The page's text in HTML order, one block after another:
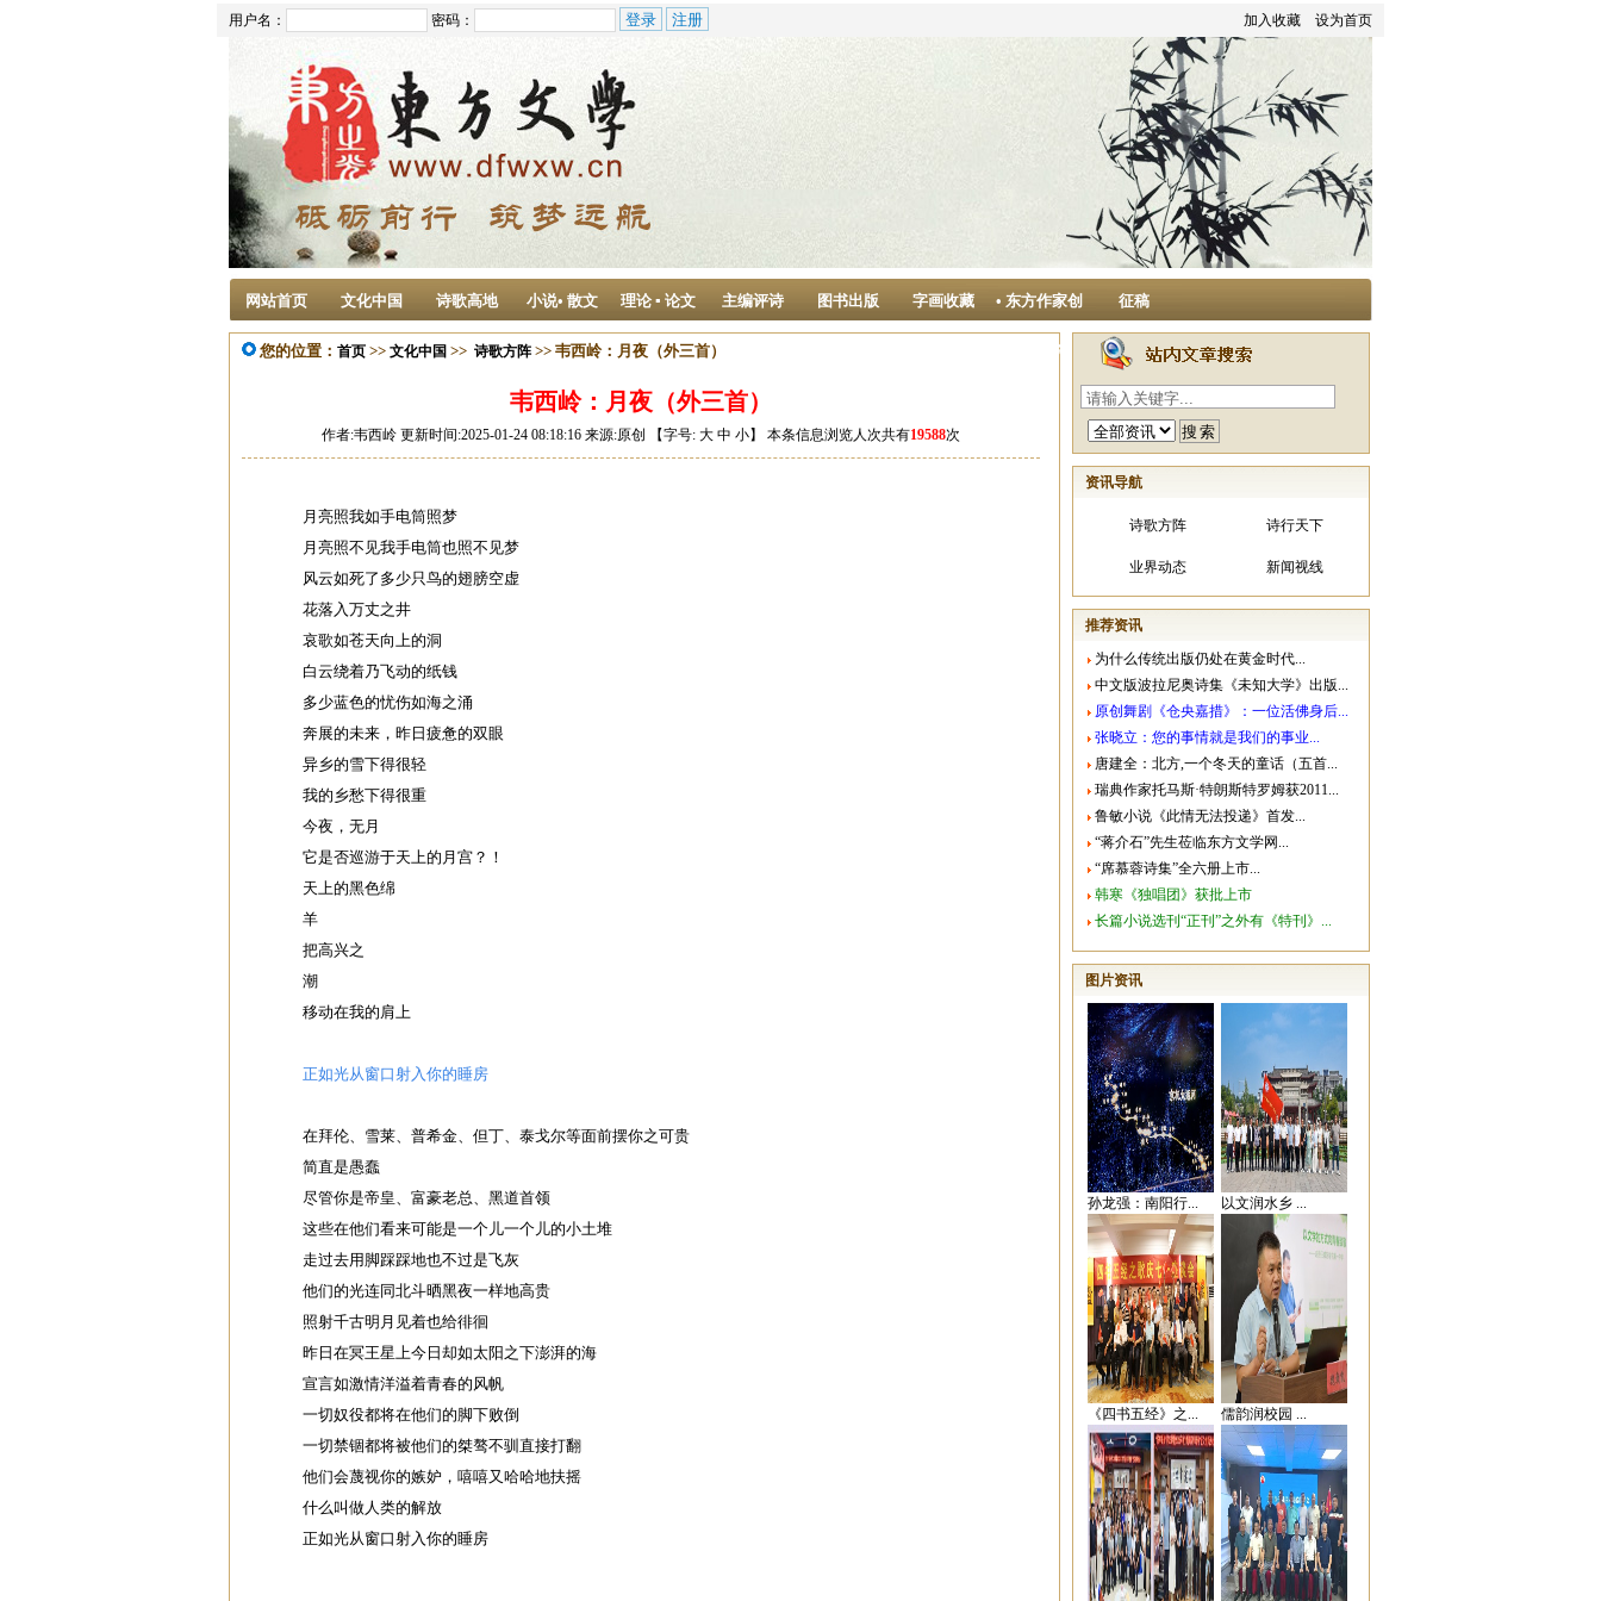
加入收藏 设为首页
用户名： 密码：
网站首页 文化中国 诗歌高地 小说• 散文 理论 ▪ 论文 主编评诗 图书出版 字画收藏 • 东方作家创
作中心
征稿
您的位置： 首页 >> 文化中国 >> 诗歌方阵 >> 韦西岭：月夜（外三首）
韦西岭：月夜（外三首）
作者:韦西岭 更新时间:2025-01-24 08:18:16 来源:原创 【字号: 大 中 小】 本条信息浏览人次共有19588次
月亮照我如手电筒照梦
月亮照不见我手电筒也照不见梦
风云如死了多少只鸟的翅膀空虚
花落入万丈之井
哀歌如苍天向上的洞
白云绕着乃飞动的纸钱
多少蓝色的忧伤如海之涌
奔展的未来，昨日疲惫的双眼
异乡的雪下得很轻
我的乡愁下得很重
今夜，无月
它是否巡游于天上的月宫？！
天上的黑色绵
羊
把高兴之
潮
移动在我的肩上
正如光从窗口射入你的睡房
在拜伦、雪莱、普希金、但丁、泰戈尔等面前摆你之可贵
简直是愚蠢
尽管你是帝皇、富豪老总、黑道首领
这些在他们看来可能是一个儿一个儿的小土堆
走过去用脚踩踩地也不过是飞灰
他们的光连同北斗晒黑夜一样地高贵
照射千古明月见着也给徘徊
昨日在冥王星上今日却如太阳之下澎湃的海
宣言如激情洋溢着青春的风帆
一切奴役都将在他们的脚下败倒
一切禁锢都将被他们的桀骜不驯直接打翻
他们会蔑视你的嫉妒，嘻嘻又哈哈地扶摇
什么叫做人类的解放
正如光从窗口射入你的睡房
资讯导航
诗歌方阵 诗行天下
业界动态 新闻视线
推荐资讯
为什么传统出版仍处在黄金时代...
中文版波拉尼奥诗集《未知大学》出版...
原创舞剧《仓央嘉措》：一位活佛身后...
张晓立：您的事情就是我们的事业...
唐建全：北方,一个冬天的童话（五首...
瑞典作家托马斯·特朗斯特罗姆获2011...
鲁敏小说《此情无法投递》首发...
“蒋介石”先生莅临东方文学网...
“席慕蓉诗集”全六册上市...
韩寒《独唱团》获批上市
长篇小说选刊“正刊”之外有《特刊》...
图片资讯
孙龙强：南阳行... 以文润水乡 ...
《四书五经》之... 儒韵润校园 ...